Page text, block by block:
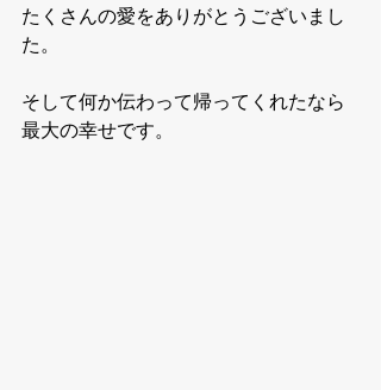
たくさんの愛をありがとうございまし
た。
そして何か伝わって帰ってくれたなら
最大の幸せです。